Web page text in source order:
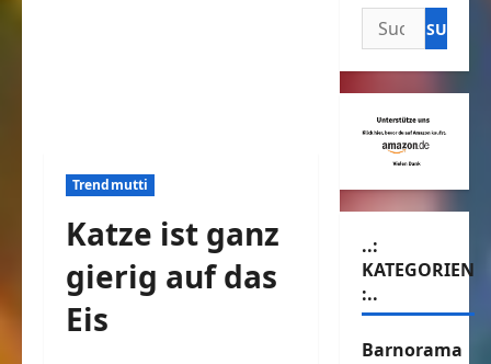
Trendmutti
Katze ist ganz
gierig auf das
Eis
Suchen
nach:
..:
KATEGORIEN
:..
Barnorama